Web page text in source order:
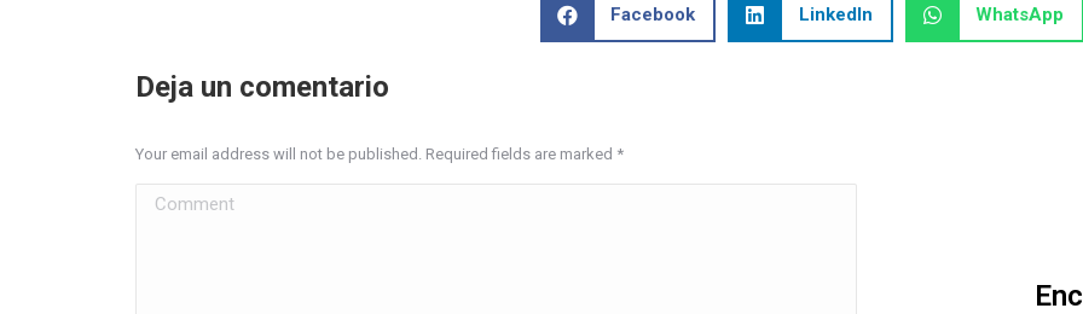
Facebook LinkedIn WhatsApp
Deja un comentario
Your email address will not be published. Required fields are marked *
Comment